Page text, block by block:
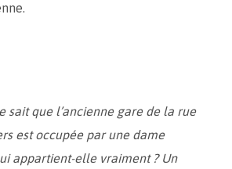
sait que l’ancienne gare de la rue
est occupée par une dame
appartient-elle vraiment ? Un